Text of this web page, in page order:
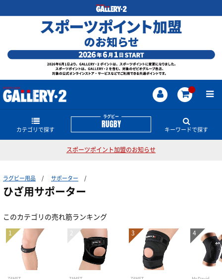
ラグビー
RUGBY
カテゴリで探す
日本代表関連ウェアー・グッズ
ウェア
パンツ・スパッツ
ウォームアップ
取替式スパイク
固定式スパイク
ボール
4号ボール
キーワードで探す
スポーツポイント加盟のお知らせ
ラグビー用品 サポーター
ひざ用サポーター
このカテゴリの売れ筋ランキング